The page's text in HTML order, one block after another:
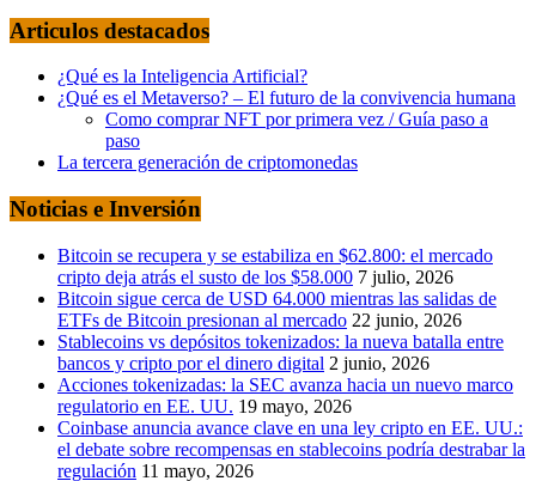
Articulos destacados
¿Qué es la Inteligencia Artificial?
¿Qué es el Metaverso? – El futuro de la convivencia humana
Como comprar NFT por primera vez / Guía paso a
paso
La tercera generación de criptomonedas
Noticias e Inversión
Bitcoin se recupera y se estabiliza en $62.800: el mercado
cripto deja atrás el susto de los $58.000 7 julio, 2026
Bitcoin sigue cerca de USD 64.000 mientras las salidas de
ETFs de Bitcoin presionan al mercado 22 junio, 2026
Stablecoins vs depósitos tokenizados: la nueva batalla entre
bancos y cripto por el dinero digital 2 junio, 2026
Acciones tokenizadas: la SEC avanza hacia un nuevo marco
regulatorio en EE. UU. 19 mayo, 2026
Coinbase anuncia avance clave en una ley cripto en EE. UU.:
el debate sobre recompensas en stablecoins podría destrabar la
regulación 11 mayo, 2026